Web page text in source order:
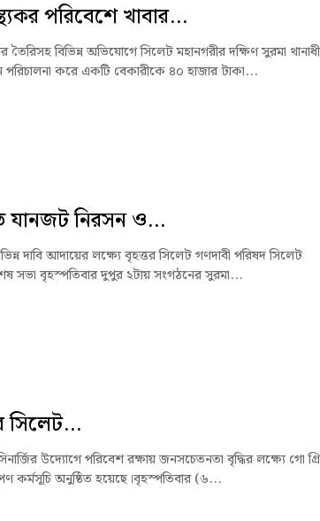
পরিবেশে খাবার...
তৈরিসহ বিভিন্ন অভিযোগে সিলেট মহানগরীর দক্ষিণ সুরমা
পরিচালনা করে একটি বেকারীকে ৪০ হাজার টাকা...
যানজট নিরসন ও...
দাবি আদায়ের লক্ষ্যে বৃহত্তর সিলেট গণদাবী পরিষদ সিলেট
সভা বৃহস্পতিবার দুপুর ২টায় সংগঠনের সুরমা...
সিলেট...
উদ্যোগে পরিবেশ রক্ষায় জনসচেতনতা বৃদ্ধির লক্ষ্যে গো
অনুষ্ঠিত হয়েছে।বৃহস্পতিবার (৬...